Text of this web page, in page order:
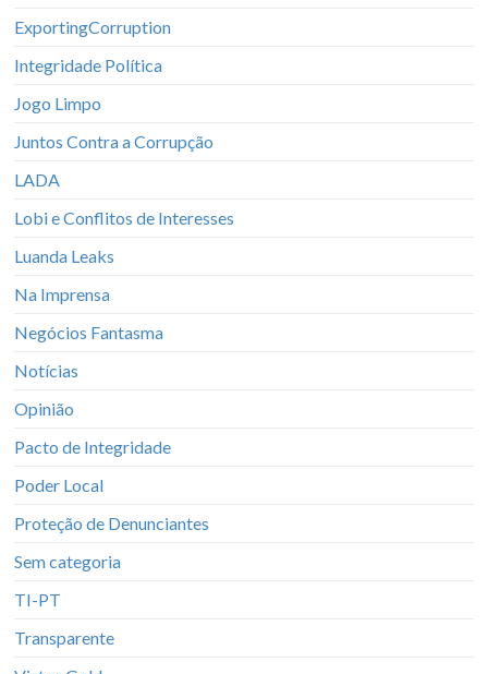
ExportingCorruption
Integridade Política
Jogo Limpo
Juntos Contra a Corrupção
LADA
Lobi e Conflitos de Interesses
Luanda Leaks
Na Imprensa
Negócios Fantasma
Notícias
Opinião
Pacto de Integridade
Poder Local
Proteção de Denunciantes
Sem categoria
TI-PT
Transparente